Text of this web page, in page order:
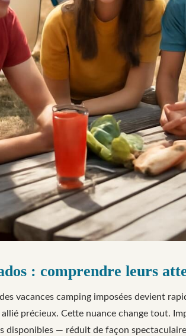
: comprendre leurs
vacances camping imposées devient
précieux. Cette nuance change tout.
disponibles — réduit de façon